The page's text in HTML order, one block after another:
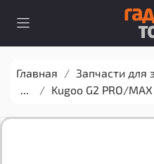
Главная
Запчасти для
...
Kugoo G2 PRO/MAX